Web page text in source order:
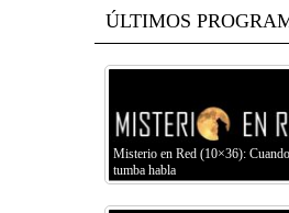
ÚLTIMOS
Misterio en Red (10×36):
tumba habla